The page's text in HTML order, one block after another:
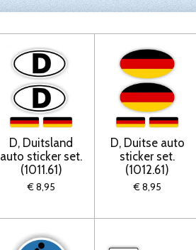
D, Duitsland
auto sticker set.
(1011.61)
€ 8,95
D, Duitse auto
sticker set.
(1012.61)
€ 8,95